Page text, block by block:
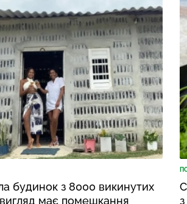
будинок з 8000 викинутих
має помешкання